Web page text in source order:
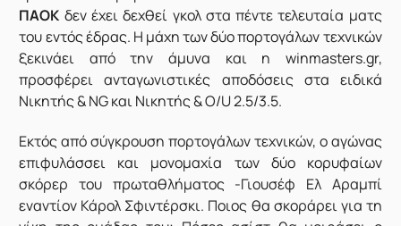
ΠΑΟΚ δεν έχει δεχθεί γκολ στα πέντε τελευταία ματς
του εντός έδρας. Η μάχη των δύο πορτογάλων τεχνικών
ξεκινάει από την άμυνα και η winmasters.gr,
προσφέρει ανταγωνιστικές αποδόσεις στα ειδικά
Νικητής & ΝG και Νικητής & O/U 2.5/3.5.
Εκτός από σύγκρουση πορτογάλων τεχνικών, ο αγώνας
επιφυλάσσει και μονομαχία των δύο κορυφαίων
σκόρερ του πρωταθλήματος -Γιουσέφ Ελ Αραμπί
εναντίον Κάρολ Σφιντέρσκι. Ποιος θα σκοράρει για τη